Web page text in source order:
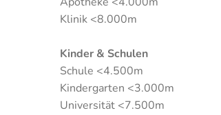
Klinik <8.000m
Kinder & Schulen
Schule <4.500m
Kindergarten <3.000m
Universität <7.500m